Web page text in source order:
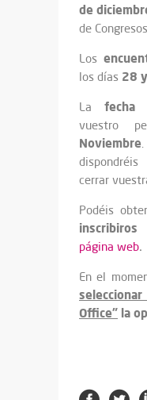
de
de
Los
los días 28
La fecha
vuestro
Noviembre
cerrar
Podéis
inscribiros
página web.
En el
Office” la